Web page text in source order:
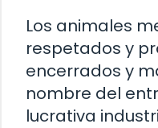
Los animales
respetados y
encerrados y
nombre del
lucrativa